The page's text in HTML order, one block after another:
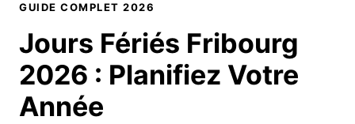
GUIDE COMPLET 2026
Jours Fériés Fribourg
2026 : Planifiez Votre
Année